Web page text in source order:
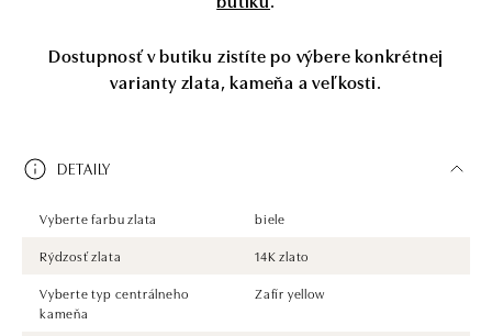
Dostupnosť v butiku zistíte po výbere konkrétnej
varianty zlata, kameňa a veľkosti.
DETAILY
Vyberte farbu zlata
biele
Rýdzosť zlata
14K zlato
Vyberte typ centrálneho
kameňa
Zafír yellow